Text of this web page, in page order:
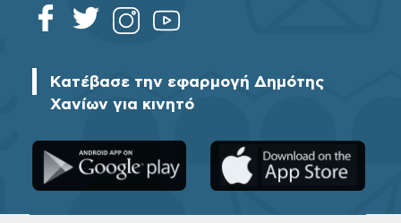
Κατέβασε την εφαρμογή Δημότης
Χανίων για κινητό